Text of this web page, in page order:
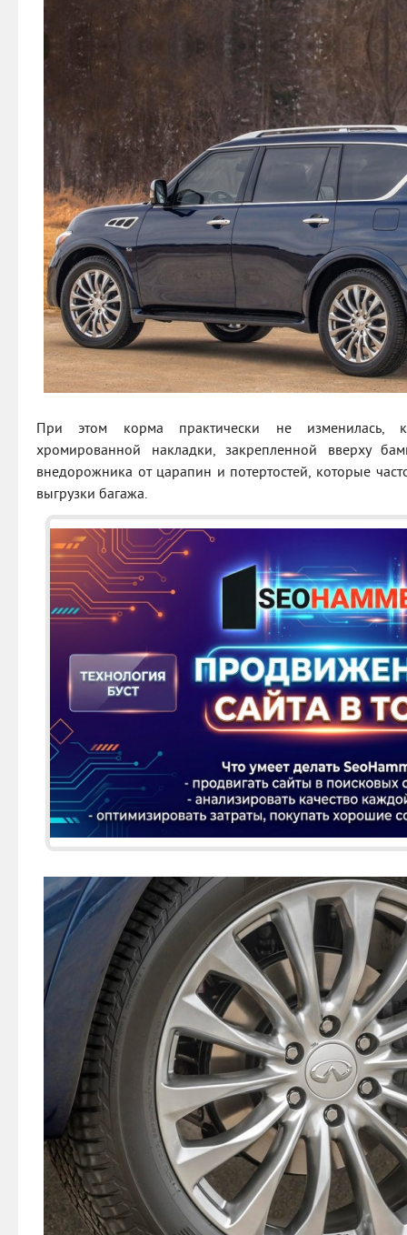
При этом корма практически не изменилась,
хромированной накладки, закрепленной вверху
внедорожника от царапин и потертостей, которые
выгрузки багажа.